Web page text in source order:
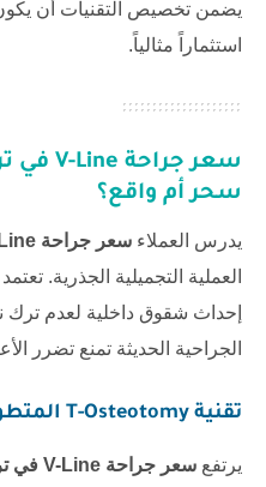
يضمن تخصيص التقنيات أن
استثماراً مثالياً.
سعر جراحة V-Line في تركيا
سحر أم واقع؟
يدرس العملاء سعر جراحة V-Line في تركيا
العملية التجميلية الجذرية.
إحداث شقوق داخلية لعدم ترك
الجراحية الحديثة تمنع تضرر
تقنية T-Osteotomy المتطورة
يرتفع سعر جراحة V-Line في تركيا